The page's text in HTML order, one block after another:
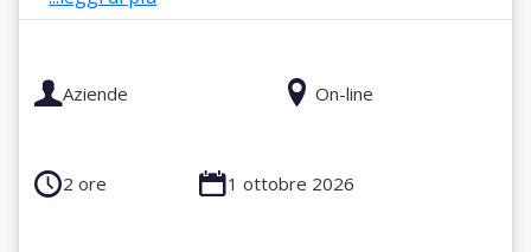
Aziende On-line
2 ore 1 ottobre 2026